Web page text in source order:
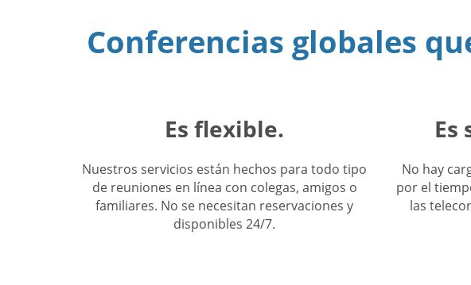
Conferencias globales
Es flexible.
Nuestros servicios están hechos para todo tipo
de reuniones en línea con colegas, amigos o
familiares. No se necesitan reservaciones y
disponibles 24/7.
Es
No hay
por el
las